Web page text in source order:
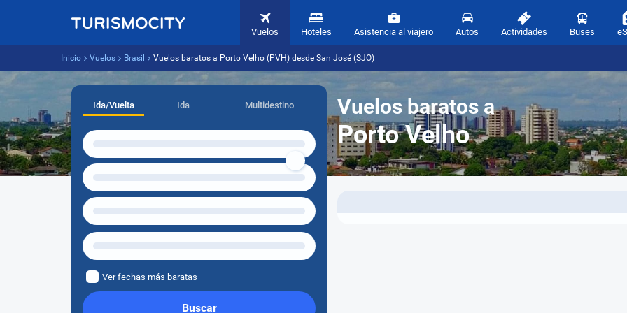
Vuelos Hoteles Asistencia al viajero Autos Actividades Buses
Inicio Vuelos Brasil Vuelos baratos a Porto Velho (PVH) desde San José (SJO)
Vuelos baratos a
Porto Velho
Ida/Vuelta Ida Multidestino
Ver fechas más baratas
Buscar